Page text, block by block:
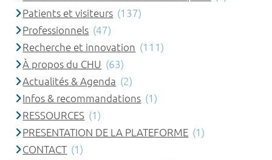
Patients et visiteurs (137)
Professionnels (47)
Recherche et innovation (111)
À propos du CHU (63)
Actualités & Agenda (2)
Infos & recommandations (1)
RESSOURCES (1)
PRESENTATION DE LA PLATEFORME (1)
CONTACT (1)